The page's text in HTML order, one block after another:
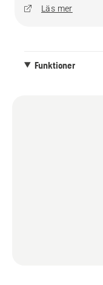
Läs mer
Funktioner